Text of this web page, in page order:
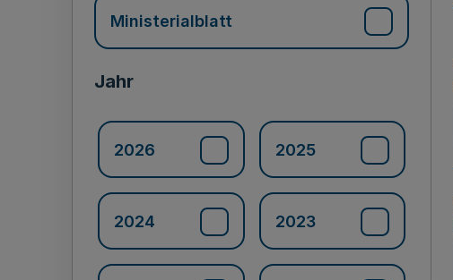
Ministerialblatt
Jahr
2026 2025
2024 2023